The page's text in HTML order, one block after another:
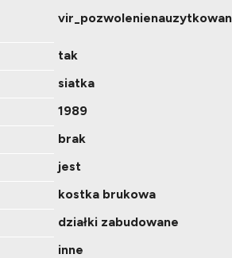
tak
siatka
1989
brak
jest
kostka brukowa
działki zabudowane
inne